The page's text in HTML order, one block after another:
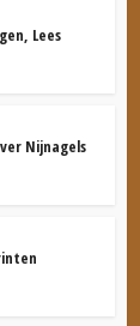
Lees
Nijnagels